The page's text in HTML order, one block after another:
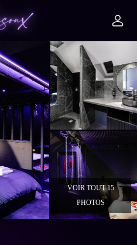
VOIR TOUT 15
PHOTOS